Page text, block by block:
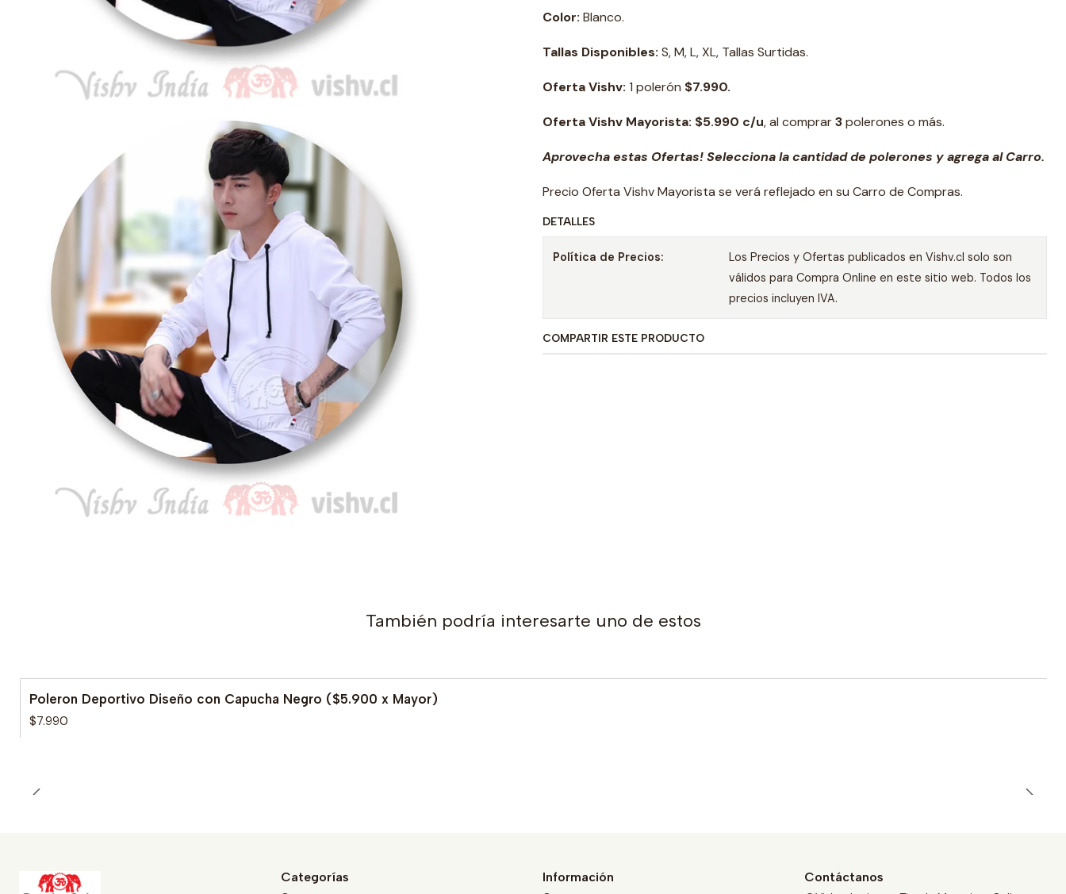
Color: Blanco.
Tallas Disponibles: S, M, L, XL, Tallas Surtidas.
Oferta Vishv: 1 polerón $7.990.
Oferta Vishv Mayorista: $5.990 c/u, al comprar3polerones o más.
Aprovecha estas Ofertas! Selecciona la cantidad de polerones y agrega al Carro.
Precio Oferta Vishv Mayorista se verá reflejado en su Carro de Compras.
DETALLES
Política de Precios:
Los Precios y Ofertas publicados en Vishv.cl solo son
válidos para Compra Online en este sitio web. Todos los
precios incluyen IVA.
COMPARTIR ESTE PRODUCTO
También podría interesarte uno de estos
Poleron Deportivo Diseño con Capucha Negro ($5.900 x Mayor)
$7.990
Categorías Información Contáctanos